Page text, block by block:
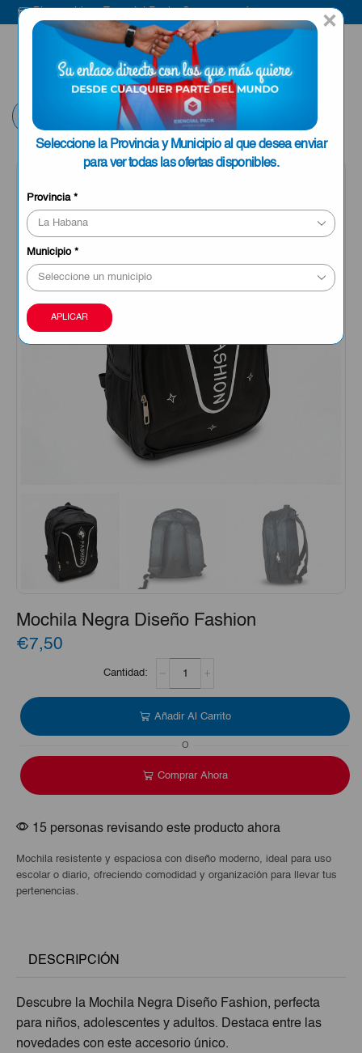
×
Seleccione la Provincia y Municipio al que desea enviar
para ver todas las ofertas disponibles.
Provincia*
Municipio*
APLICAR
Bienvenido a Esencial Pack
ENVIAR A LA
HABANA
Mochila Negra Diseño Fashion
€7,50
cantidad
Añadir Al Carrito
O
Comprar Ahora
15 personas revisando este producto ahora
Mochila resistente y espaciosa con diseño moderno, ideal para uso
escolar o diario, ofreciendo comodidad y organización para llevar tus
pertenencias.
DESCRIPCIÓN
Descubre la Mochila Negra Diseño Fashion, perfecta
para niños, adolescentes y adultos. Destaca entre las
novedades con este accesorio único.